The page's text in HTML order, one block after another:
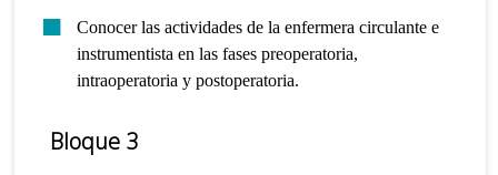
Conocer las actividades de la enfermera circulante e
instrumentista en las fases preoperatoria,
intraoperatoria y postoperatoria.
Bloque 3